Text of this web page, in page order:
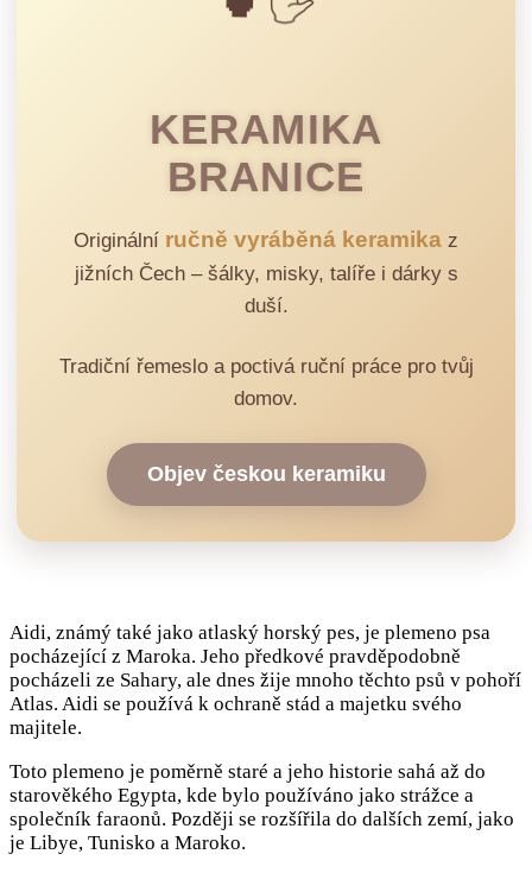
KERAMIKA
BRANICE
Originální ručně vyráběná keramika z
jižních Čech – šálky, misky, talíře i dárky s
duší.
Tradiční řemeslo a poctivá ruční práce pro tvůj
domov.
Objev českou keramiku
Aidi, známý také jako atlaský horský pes, je plemeno psa
pocházející z Maroka. Jeho předkové pravděpodobně
pocházeli ze Sahary, ale dnes žije mnoho těchto psů v pohoří
Atlas. Aidi se používá k ochraně stád a majetku svého
majitele.
Toto plemeno je poměrně staré a jeho historie sahá až do
starověkého Egypta, kde bylo používáno jako strážce a
společník faraonů. Později se rozšířila do dalších zemí, jako
je Libye, Tunisko a Maroko.